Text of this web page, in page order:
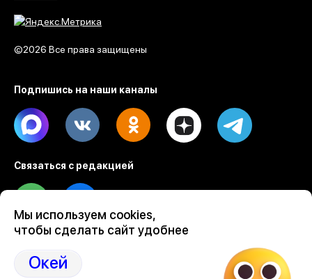
©2026 Все права защищены
Подпишись на наши каналы
Max Dzen
Связаться с редакцией
Tel Email
Разработка веб проектов Evrone
Custom software & mobile development
Ruby on Rails development by Evrone
Мы используем cookies,
чтобы сделать сайт удобнее
Окей